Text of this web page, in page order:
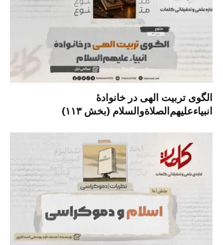
الگوی تربیت الهی در خانوادۀ
انبیاءعلیهم‌الصلاةو‌السلام (بخش ۱۱۳)